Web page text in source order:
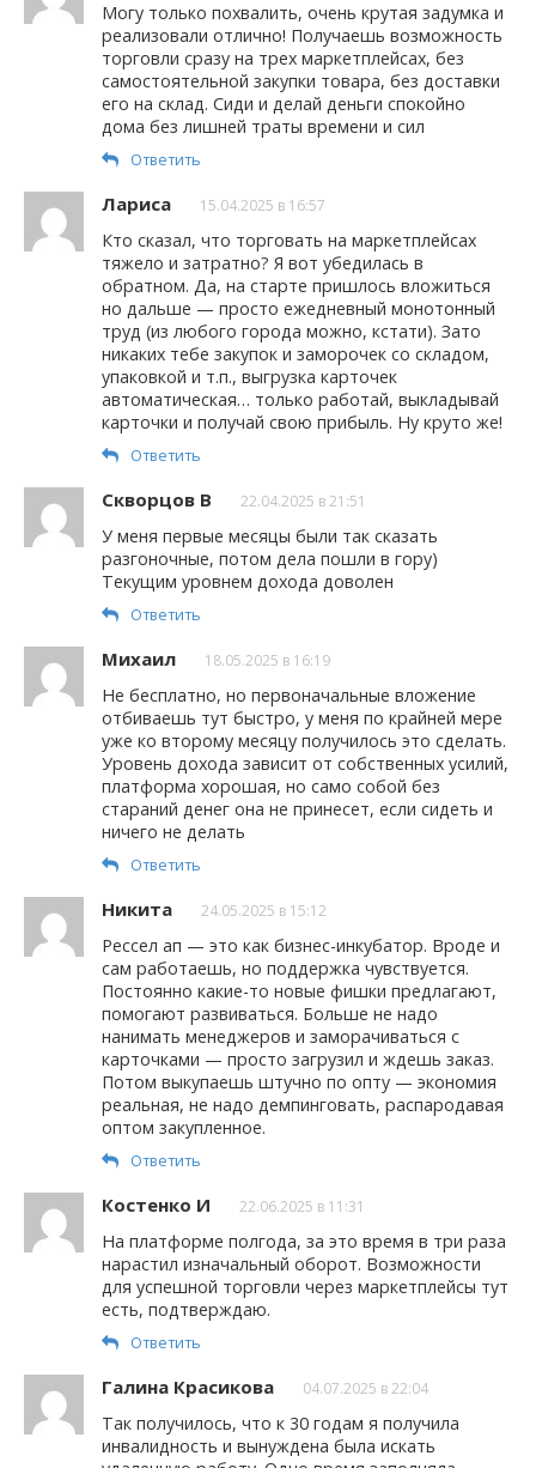
Могу только похвалить, очень крутая задумка и
реализовали отлично! Получаешь возможность
торговли сразу на трех маркетплейсах, без
самостоятельной закупки товара, без доставки
его на склад. Сиди и делай деньги спокойно
дома без лишней траты времени и сил
Ответить
Лариса 15.04.2025 в 16:57
Кто сказал, что торговать на маркетплейсах
тяжело и затратно? Я вот убедилась в
обратном. Да, на старте пришлось вложиться
но дальше — просто ежедневный монотонный
труд (из любого города можно, кстати). Зато
никаких тебе закупок и заморочек со складом,
упаковкой и т.п., выгрузка карточек
автоматическая… только работай, выкладывай
карточки и получай свою прибыль. Ну круто же!
Ответить
Скворцов В 22.04.2025 в 21:51
У меня первые месяцы были так сказать
разгоночные, потом дела пошли в гору)
Текущим уровнем дохода доволен
Ответить
Михаил 18.05.2025 в 16:19
Не бесплатно, но первоначальные вложение
отбиваешь тут быстро, у меня по крайней мере
уже ко второму месяцу получилось это сделать.
Уровень дохода зависит от собственных усилий,
платформа хорошая, но само собой без
стараний денег она не принесет, если сидеть и
ничего не делать
Ответить
Никита 24.05.2025 в 15:12
Рессел ап — это как бизнес-инкубатор. Вроде и
сам работаешь, но поддержка чувствуется.
Постоянно какие-то новые фишки предлагают,
помогают развиваться. Больше не надо
нанимать менеджеров и заморачиваться с
карточками — просто загрузил и ждешь заказ.
Потом выкупаешь штучно по опту — экономия
реальная, не надо демпинговать, распародавая
оптом закупленное.
Ответить
Костенко И 22.06.2025 в 11:31
На платформе полгода, за это время в три раза
нарастил изначальный оборот. Возможности
для успешной торговли через маркетплейсы тут
есть, подтверждаю.
Ответить
Галина Красикова 04.07.2025 в 22:04
Так получилось, что к 30 годам я получила
инвалидность и вынуждена была искать